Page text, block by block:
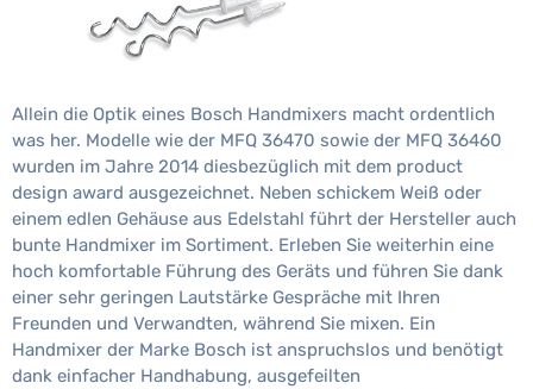
Allein die Optik eines Bosch Handmixers macht ordentlich
was her. Modelle wie der MFQ 36470 sowie der MFQ 36460
wurden im Jahre 2014 diesbezüglich mit dem product
design award ausgezeichnet. Neben schickem Weiß oder
einem edlen Gehäuse aus Edelstahl führt der Hersteller auch
bunte Handmixer im Sortiment. Erleben Sie weiterhin eine
hoch komfortable Führung des Geräts und führen Sie dank
einer sehr geringen Lautstärke Gespräche mit Ihren
Freunden und Verwandten, während Sie mixen. Ein
Handmixer der Marke Bosch ist anspruchslos und benötigt
dank einfacher Handhabung, ausgefeilten